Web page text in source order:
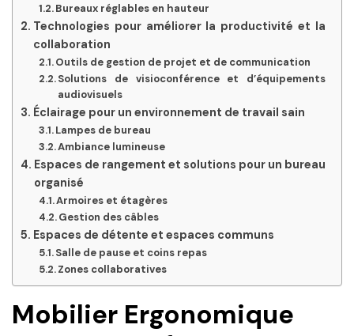
Bureaux réglables en hauteur
Technologies pour améliorer la productivité et la
collaboration
Outils de gestion de projet et de communication
Solutions de visioconférence et d’équipements
audiovisuels
Éclairage pour un environnement de travail sain
Lampes de bureau
Ambiance lumineuse
Espaces de rangement et solutions pour un bureau
organisé
Armoires et étagères
Gestion des câbles
Espaces de détente et espaces communs
Salle de pause et coins repas
Zones collaboratives
Mobilier Ergonomique